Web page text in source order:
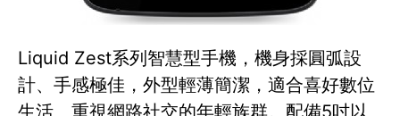
Liquid Zest系列智慧型手機，機身採圓弧設
計、手感極佳，外型輕薄簡潔，適合喜好數位
生活、重視網路社交的年輕族群。配備5吋以